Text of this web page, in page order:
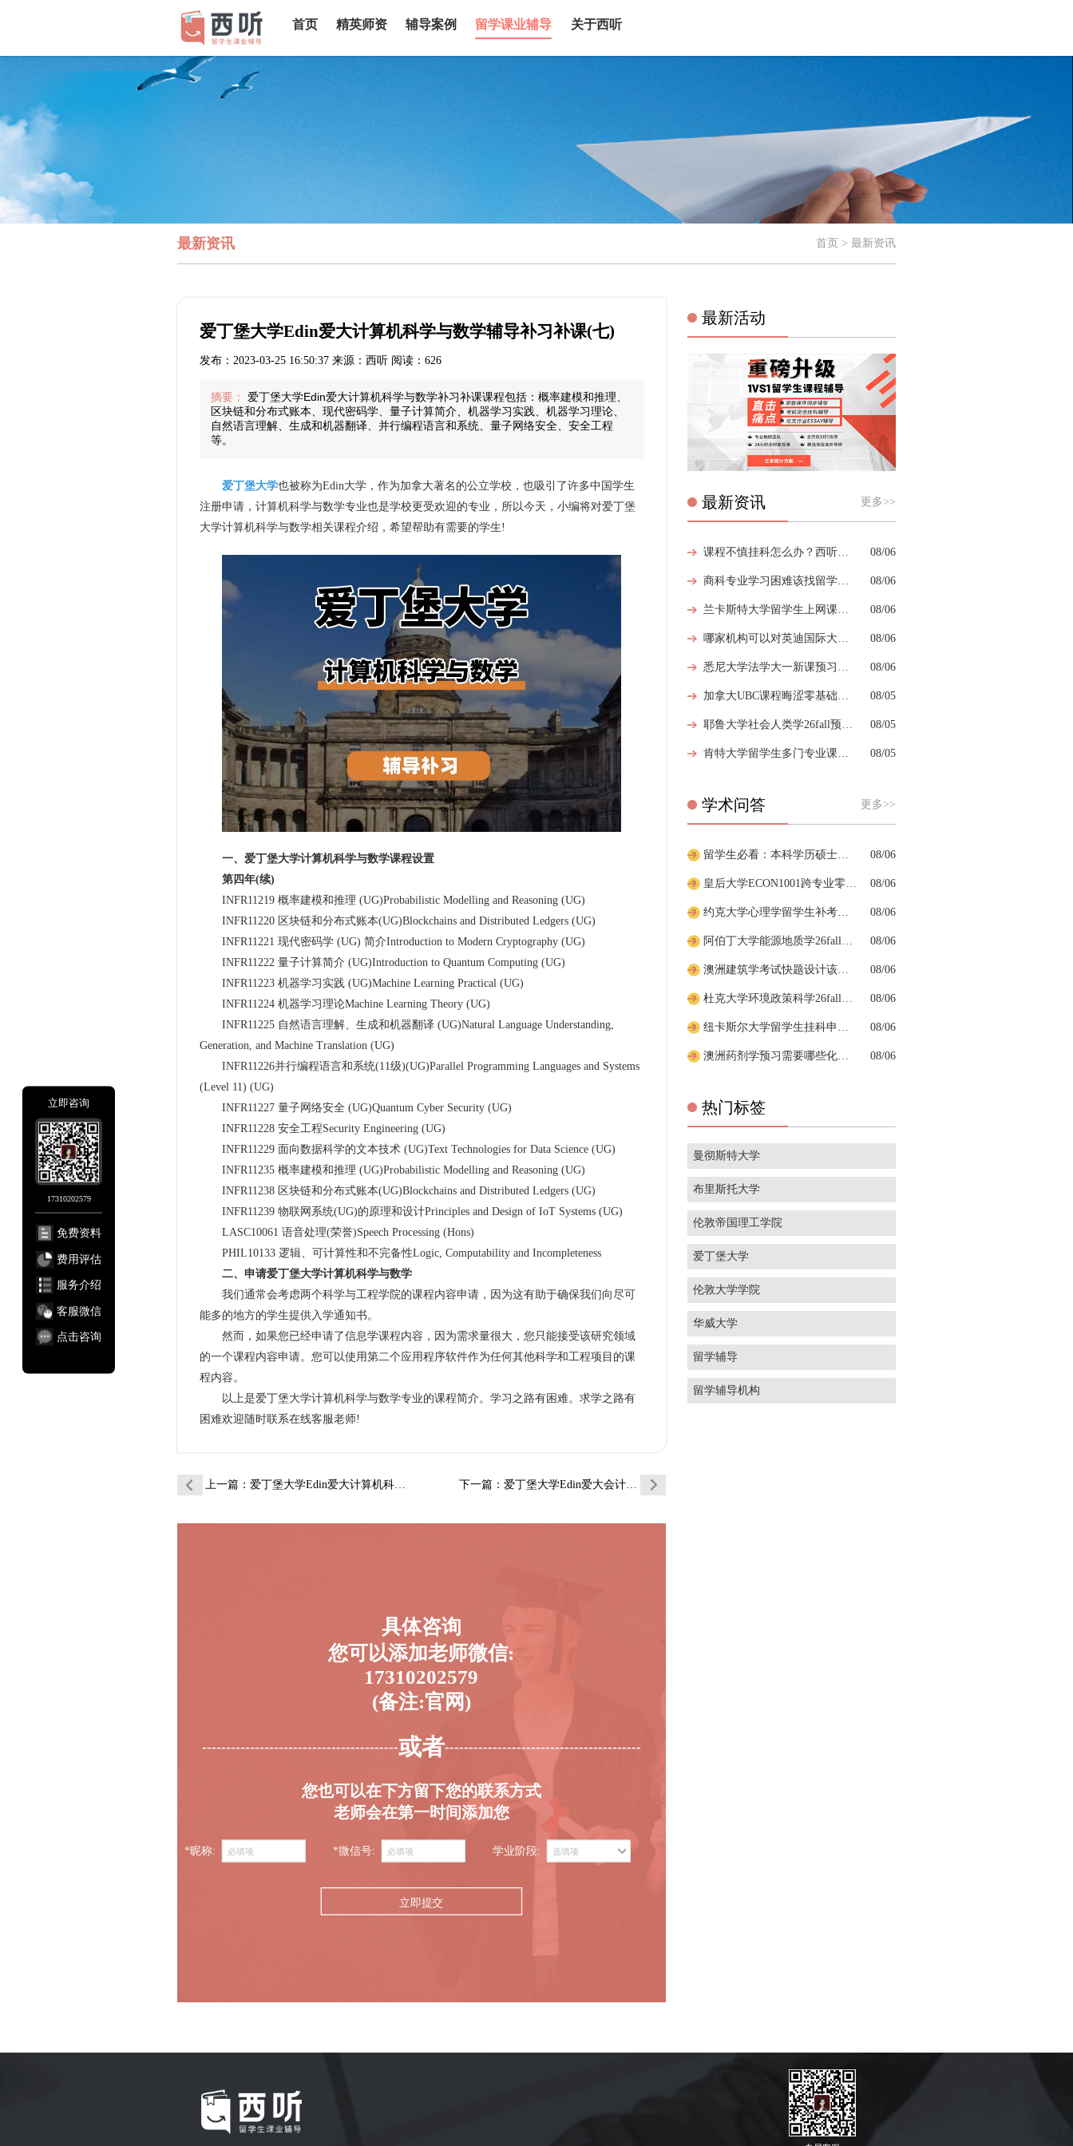
首页 精英师资 辅导案例 留学课业辅导 关于西听
最新资讯 首页 > 最新资讯
爱丁堡大学Edin爱大计算机科学与数学辅导补习补课(七)
发布：2023-03-25 16:50:37 来源：西听 阅读：626
摘要：
爱丁堡大学Edin爱大计算机科学与数学补习补课课程包括：概率建模和推理、
区块链和分布式账本、现代密码学、量子计算简介、机器学习实践、机器学习理论、
自然语言理解、生成和机器翻译、并行编程语言和系统、量子网络安全、安全工程
等。
爱丁堡大学也被称为Edin大学，作为加拿大著名的公立学校，也吸引了许多中国学生
注册申请，计算机科学与数学专业也是学校更受欢迎的专业，所以今天，小编将对爱丁堡
大学计算机科学与数学相关课程介绍，希望帮助有需要的学生!
一、爱丁堡大学计算机科学与数学课程设置
第四年(续)
INFR11219 概率建模和推理 (UG)Probabilistic Modelling and Reasoning (UG)
INFR11220 区块链和分布式账本(UG)Blockchains and Distributed Ledgers (UG)
INFR11221 现代密码学 (UG) 简介Introduction to Modern Cryptography (UG)
INFR11222 量子计算简介 (UG)Introduction to Quantum Computing (UG)
INFR11223 机器学习实践 (UG)Machine Learning Practical (UG)
INFR11224 机器学习理论Machine Learning Theory (UG)
INFR11225 自然语言理解、生成和机器翻译 (UG)Natural Language Understanding,
Generation, and Machine Translation (UG)
INFR11226并行编程语言和系统(11级)(UG)Parallel Programming Languages and Systems
(Level 11) (UG)
INFR11227 量子网络安全 (UG)Quantum Cyber Security (UG)
INFR11228 安全工程Security Engineering (UG)
INFR11229 面向数据科学的文本技术 (UG)Text Technologies for Data Science (UG)
INFR11235 概率建模和推理 (UG)Probabilistic Modelling and Reasoning (UG)
INFR11238 区块链和分布式账本(UG)Blockchains and Distributed Ledgers (UG)
INFR11239 物联网系统(UG)的原理和设计Principles and Design of IoT Systems (UG)
LASC10061 语音处理(荣誉)Speech Processing (Hons)
PHIL10133 逻辑、可计算性和不完备性Logic, Computability and Incompleteness
二、申请爱丁堡大学计算机科学与数学
我们通常会考虑两个科学与工程学院的课程内容申请，因为这有助于确保我们向尽可
能多的地方的学生提供入学通知书。
然而，如果您已经申请了信息学课程内容，因为需求量很大，您只能接受该研究领域
的一个课程内容申请。您可以使用第二个应用程序软件作为任何其他科学和工程项目的课
程内容。
以上是爱丁堡大学计算机科学与数学专业的课程简介。学习之路有困难。求学之路有
困难欢迎随时联系在线客服老师!
上一篇：爱丁堡大学Edin爱大计算机科学与数学辅… 下一篇 ：爱丁堡大学Edin爱大会计与金融辅导补习…
具体咨询
您可以添加老师微信:
17310202579
(备注:官网)
-----------------------------------------或者-----------------------------------------
您也可以在下方留下您的联系方式
老师会在第一时间添加您
*昵称: *微信号: 学业阶段:
立即提交
最新活动
最新资讯 更多>>
08/06
08/06
08/06
08/06
08/06
08/05
08/05
08/05
学术问答 更多>>
08/06
08/06
08/06
08/06
08/06
08/06
08/06
08/06
热门标签
曼彻斯特大学
布里斯托大学
伦敦帝国理工学院
爱丁堡大学
伦敦大学学院
华威大学
留学辅导
留学辅导机构
立即咨询
17310202579
免费资料
费用评估
服务介绍
客服微信
点击咨询